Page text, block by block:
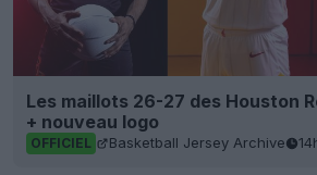
Les maillots 26-27 des Houston
+ nouveau logo
OFFICIEL Basketball Jersey Archive